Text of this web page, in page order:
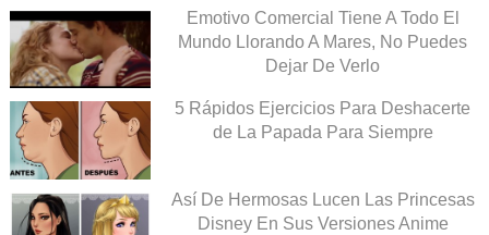
Emotivo Comercial Tiene A Todo El
Mundo Llorando A Mares, No Puedes
Dejar De Verlo
5 Rápidos Ejercicios Para Deshacerte
de La Papada Para Siempre
Así De Hermosas Lucen Las Princesas
Disney En Sus Versiones Anime